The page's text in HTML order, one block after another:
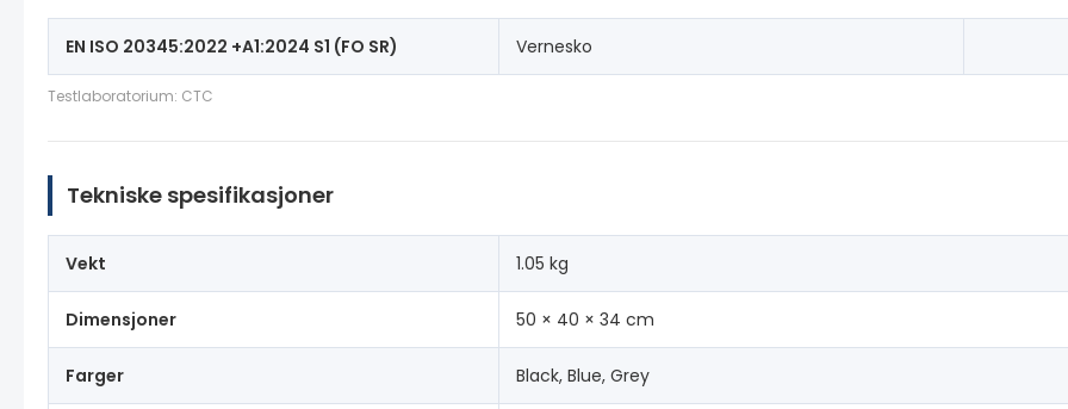
EN ISO 20345:2022 +A1:2024 S1 (FO SR) Vernesko
Testlaboratorium: CTC
Tekniske spesifikasjoner
Vekt 1.05 kg
Dimensjoner 50 × 40 × 34 cm
Farger Black, Blue, Grey